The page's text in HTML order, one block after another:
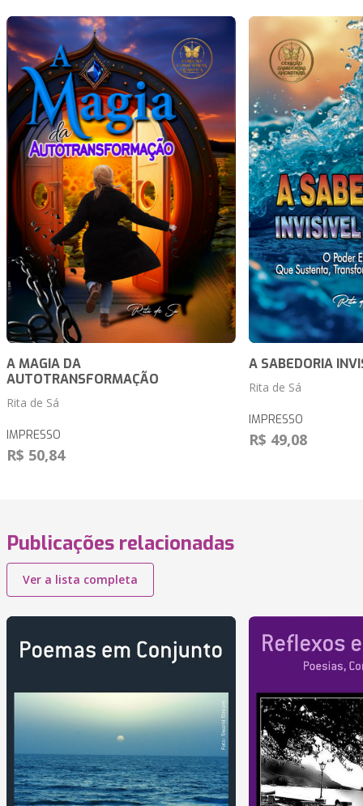
A MAGIA DA
AUTOTRANSFORMAÇÃO
Rita de Sá
IMPRESSO
R$ 50,84
A SABEDORIA
Rita de Sá
IMPRESSO
R$ 49,08
Publicações relacionadas
Ver a lista completa